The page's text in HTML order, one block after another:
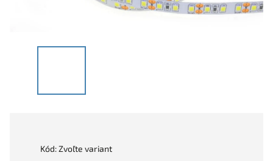
Kód:Zvoľte variant